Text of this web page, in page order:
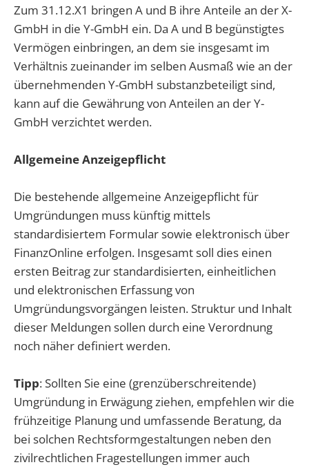
Zum 31.12.X1 bringen A und B ihre Anteile an der X-
GmbH in die Y-GmbH ein. Da A und B begünstigtes
Vermögen einbringen, an dem sie insgesamt im
Verhältnis zueinander im selben Ausmaß wie an der
übernehmenden Y-GmbH substanzbeteiligt sind,
kann auf die Gewährung von Anteilen an der Y-
GmbH verzichtet werden.
Allgemeine Anzeigepflicht
Die bestehende allgemeine Anzeigepflicht für
Umgründungen muss künftig mittels
standardisiertem Formular sowie elektronisch über
FinanzOnline erfolgen. Insgesamt soll dies einen
ersten Beitrag zur standardisierten, einheitlichen
und elektronischen Erfassung von
Umgründungsvorgängen leisten. Struktur und Inhalt
dieser Meldungen sollen durch eine Verordnung
noch näher definiert werden.
Tipp: Sollten Sie eine (grenzüberschreitende)
Umgründung in Erwägung ziehen, empfehlen wir die
frühzeitige Planung und umfassende Beratung, da
bei solchen Rechtsformgestaltungen neben den
zivilrechtlichen Fragestellungen immer auch